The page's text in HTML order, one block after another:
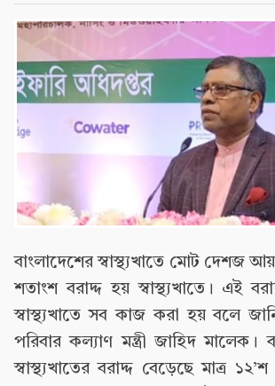
বাংলাদেশের স্বাস্থ্যখাতে মোট দেশজ
শতাংশ বরাদ্দ হয় স্বাস্থ্যখাতে। এই
স্বাস্থ্যখাতে সব কাজ করা হয় বলে
পরিবার কল্যাণ মন্ত্রী জাহিদ মালেক।
স্বাস্থ্যখাতের বরাদ্দ বেড়েছে মাত্র